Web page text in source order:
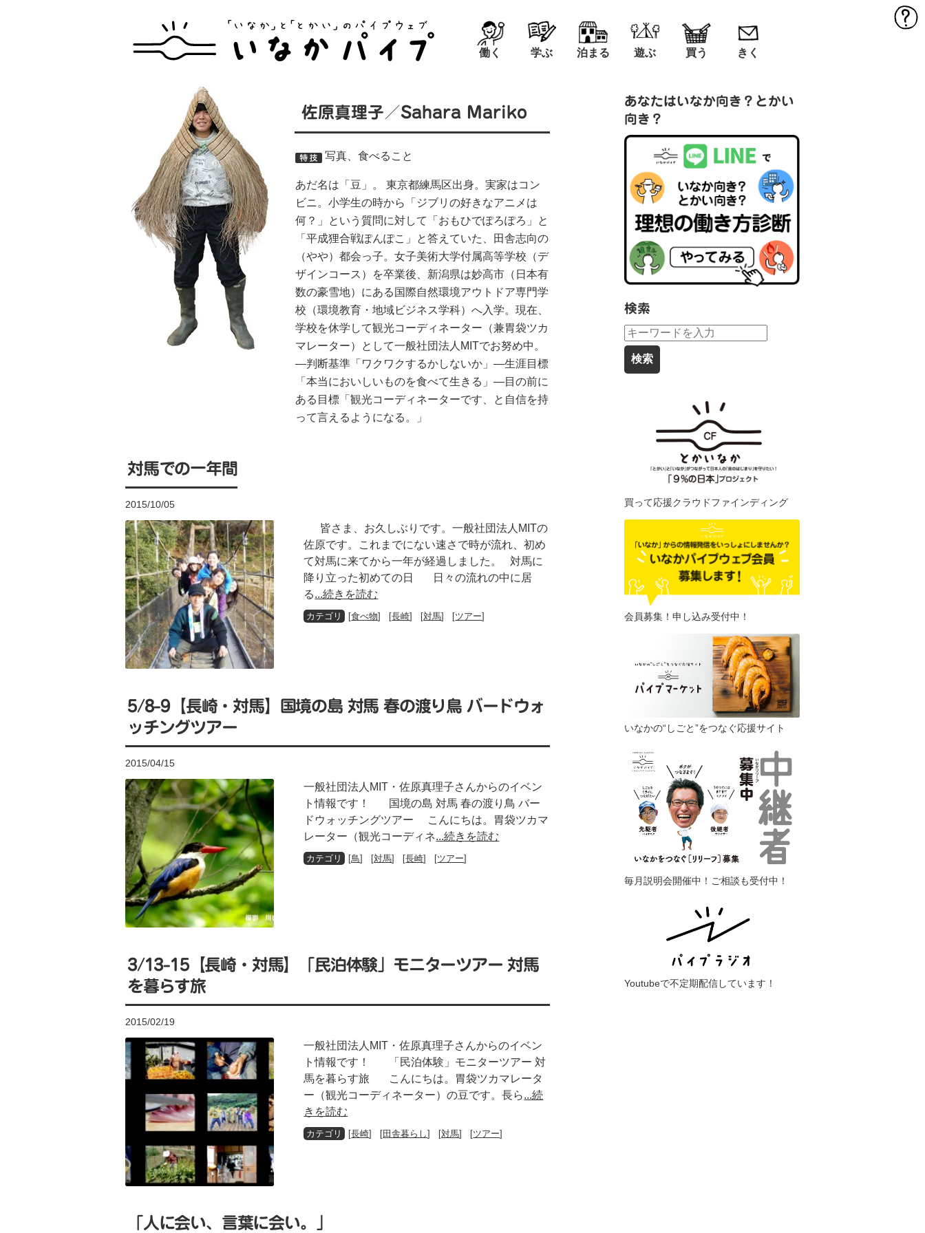
働く 学ぶ 泊まる 遊ぶ 買う きく
佐原真理子／Sahara Mariko
写真、食べること
あだ名は「豆」。 東京都練馬区出身。実家はコン
ビニ。小学生の時から「ジブリの好きなアニメは
何？」という質問に対して「おもひでぽろぽろ」と
「平成狸合戦ぽんぽこ」と答えていた、田舎志向の
（やや）都会っ子。女子美術大学付属高等学校（デ
ザインコース）を卒業後、新潟県は妙高市（日本有
数の豪雪地）にある国際自然環境アウトドア専門学
校（環境教育・地域ビジネス学科）へ入学。現在、
学校を休学して観光コーディネーター（兼胃袋ツカ
マレーター）として一般社団法人MITでお努め中。
―判断基準「ワクワクするかしないか」―生涯目標
「本当においしいものを食べて生きる」―目の前に
ある目標「観光コーディネーターです、と自信を持
って言えるようになる。」
対馬での一年間
2015/10/05
皆さま、お久しぶりです。一般社団法人MITの
佐原です。これまでにない速さで時が流れ、初め
て対馬に来てから一年が経過しました。 対馬に
降り立った初めての日 日々の流れの中に居
る...続きを読む
[食べ物] [長崎] [対馬] [ツアー]
5/8-9【長崎・対馬】国境の島 対馬 春の渡り鳥 バードウォ
ッチングツアー
2015/04/15
一般社団法人MIT・佐原真理子さんからのイベン
ト情報です！ 国境の島 対馬 春の渡り鳥 バー
ドウォッチングツアー こんにちは。胃袋ツカマ
レーター（観光コーディネ...続きを読む
[鳥] [対馬] [長崎] [ツアー]
3/13-15【長崎・対馬】「民泊体験」モニターツアー 対馬
を暮らす旅
2015/02/19
一般社団法人MIT・佐原真理子さんからのイベン
ト情報です！ 「民泊体験」モニターツアー 対
馬を暮らす旅 こんにちは。胃袋ツカマレータ
ー（観光コーディネーター）の豆です。長ら...続
きを読む
[長崎] [田舎暮らし] [対馬] [ツアー]
「人に会い、言葉に会い。」
あなたはいなか向き？とかい
向き？
検索
買って応援クラウドファインディング
会員募集！申し込み受付中！
いなかの“しごと”をつなぐ応援サイト
毎月説明会開催中！ご相談も受付中！
Youtubeで不定期配信しています！